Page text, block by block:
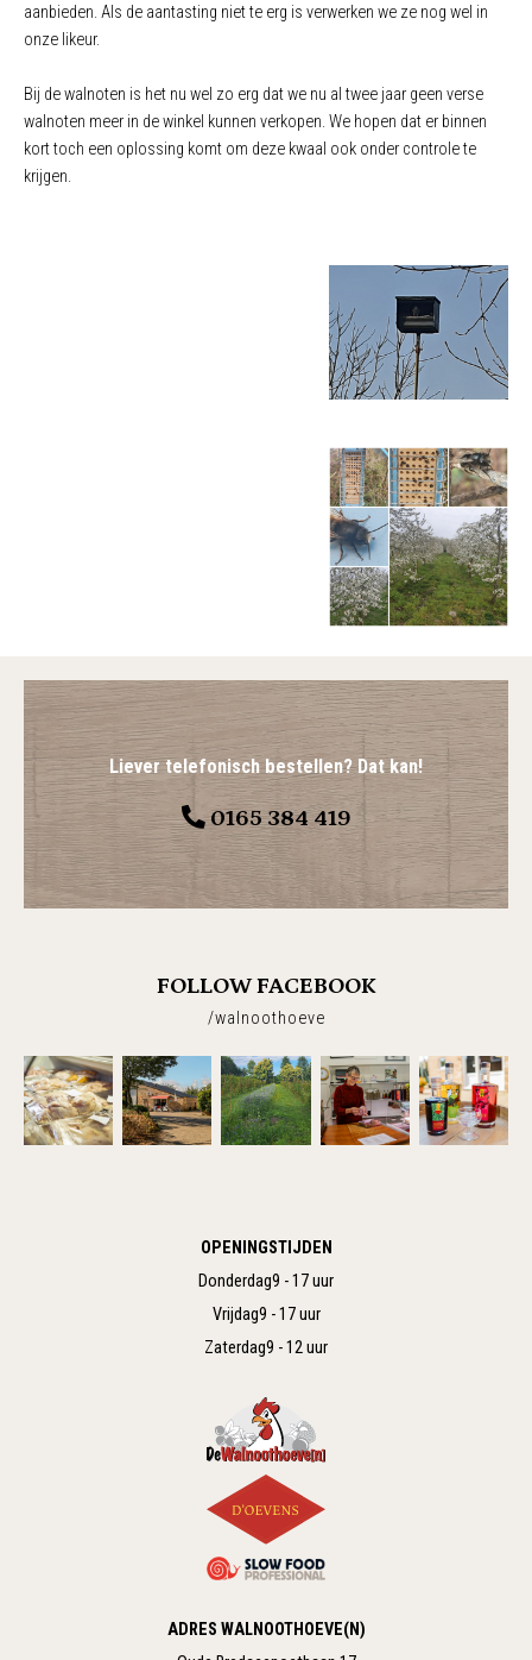
aanbieden. Als de aantasting niet te erg is verwerken we ze nog wel in
onze likeur.
Bij de walnoten is het nu wel zo erg dat we nu al twee jaar geen verse
walnoten meer in de winkel kunnen verkopen. We hopen dat er binnen
kort toch een oplossing komt om deze kwaal ook onder controle te
krijgen.
Liever telefonisch bestellen? Dat kan!
0165 384 419
FOLLOW FACEBOOK
/walnoothoeve
OPENINGSTIJDEN
Donderdag9 - 17 uur
Vrijdag9 - 17 uur
Zaterdag9 - 12 uur
ADRES WALNOOTHOEVE(N)